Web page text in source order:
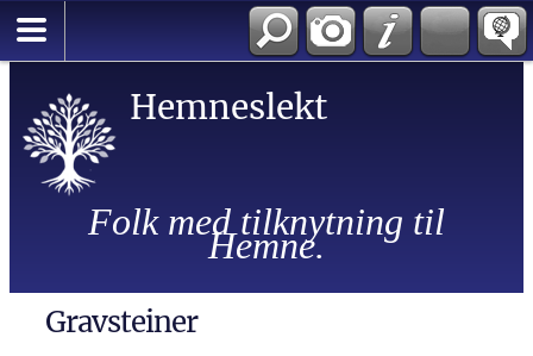
Hemneslekt
Folk med tilknytning til
Hemne.
Gravsteiner